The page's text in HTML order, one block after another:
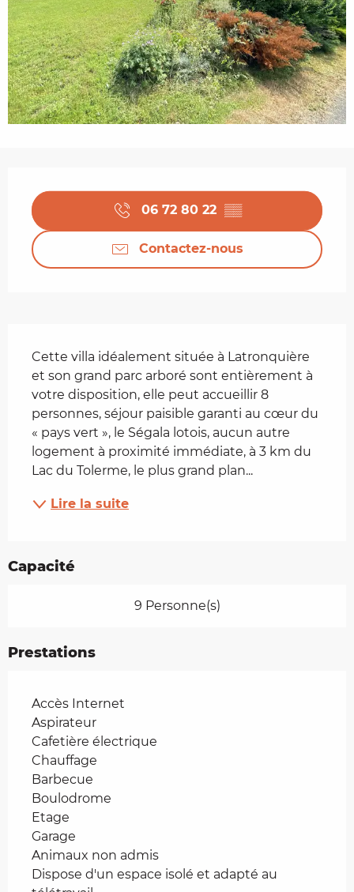
06 72 80 22 ▒▒
Contactez-nous
Cette villa idéalement située à Latronquière
et son grand parc arboré sont entièrement à
votre disposition, elle peut accueillir 8
personnes, séjour paisible garanti au cœur du
« pays vert », le Ségala lotois, aucun autre
logement à proximité immédiate, à 3 km du
Lac du Tolerme, le plus grand plan...
Lire la suite
Capacité
9 Personne(s)
Prestations
Accès Internet
Aspirateur
Cafetière électrique
Chauffage
Barbecue
Boulodrome
Etage
Garage
Animaux non admis
Dispose d'un espace isolé et adapté au